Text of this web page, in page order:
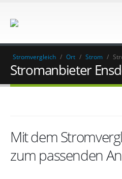
Stromvergleich / Ort / Strom /
Stromanbieter
Mit dem
zum passenden